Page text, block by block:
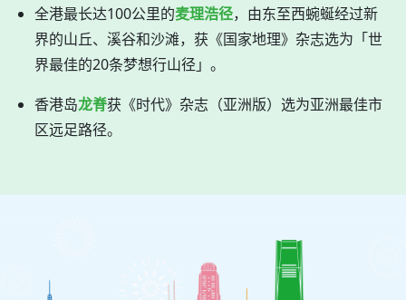
全港最长达100公里的麦理浩径，由东至西蜿蜒经过新
界的山丘、溪谷和沙滩，获《国家地理》杂志选为「世
界最佳的20条梦想行山径」。
香港岛龙脊获《时代》杂志（亚洲版）选为亚洲最佳市
区远足路径。